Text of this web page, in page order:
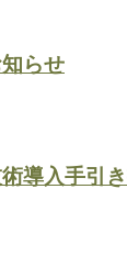
らせ
導入手引